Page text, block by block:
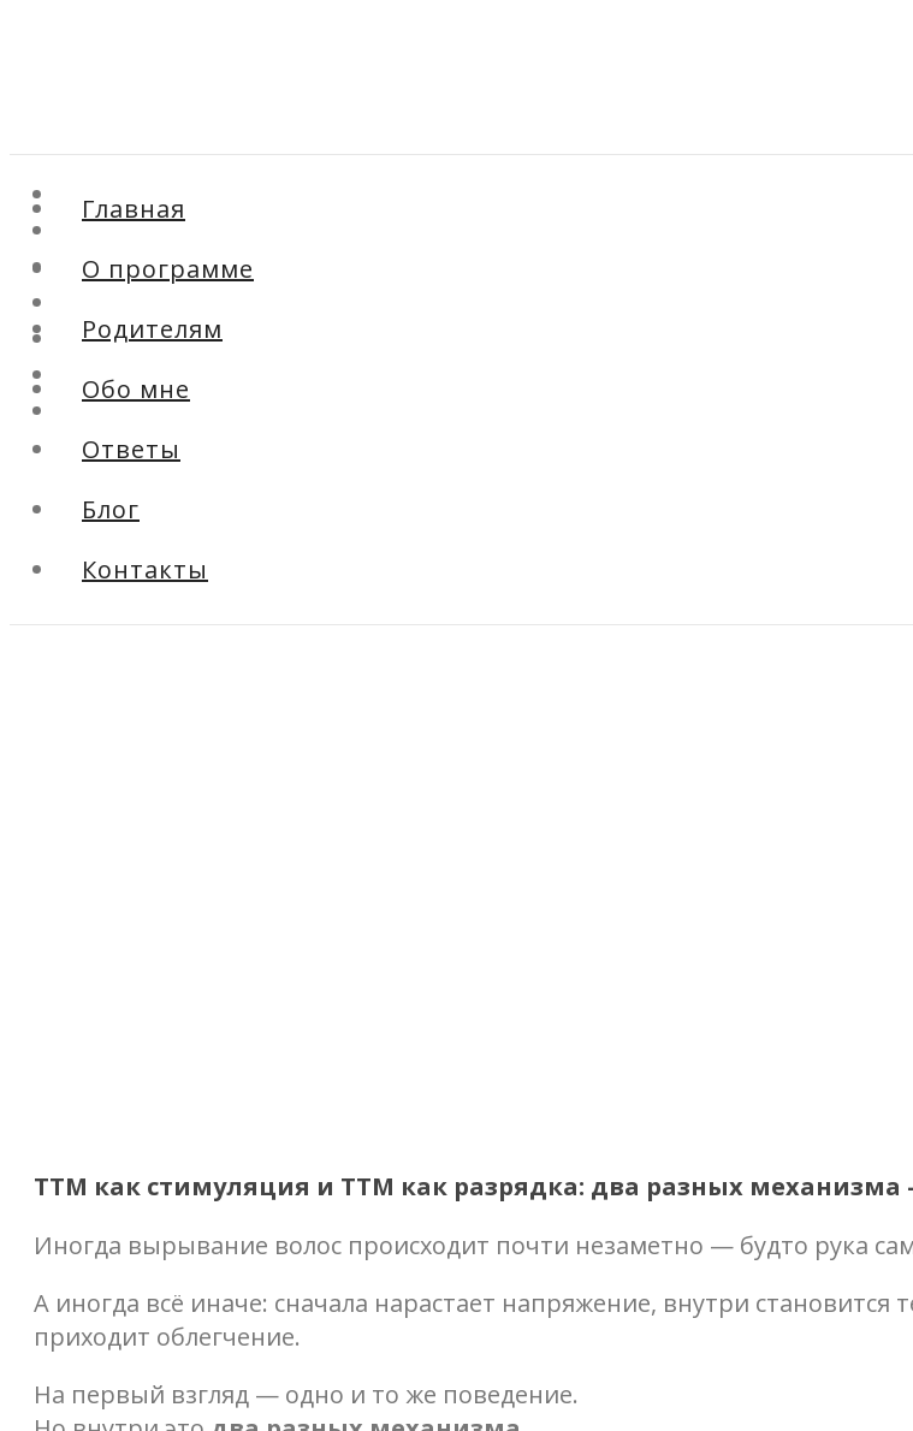
Главная
Родителям
Ответы
Блог
Главная
О программе
Родителям
Обо мне
Ответы
Блог
Контакты
ТТМ как стимуляция и ТТМ как разрядка: два разных
Иногда вырывание волос происходит почти незаметно — будто рука
А иногда всё иначе: сначала нарастает напряжение, внутри становится
приходит облегчение.
На первый взгляд — одно и то же поведение.